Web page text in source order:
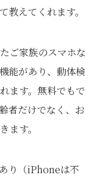
教えてくれます。
ご家族のスマホな
能があり、動体検
ます。無料でもで
者だけでなく、お
ます。
り（iPhoneは不